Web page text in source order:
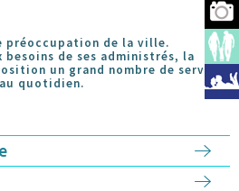
préoccupation de la ville.
besoins de ses administrés, la
un grand nombre de services
quotidien.